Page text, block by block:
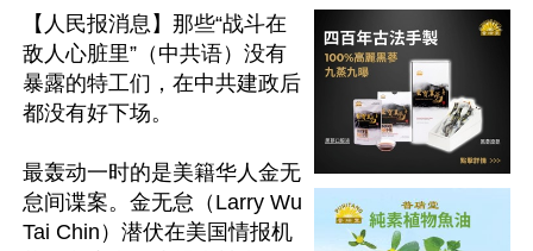
【人民报消息】那些“战斗在
敌人心脏里”（中共语）没有
暴露的特工们，在中共建政后
都没有好下场。
最轰动一时的是美籍华人金无
怠间谍案。金无怠（Larry Wu
Tai Chin）潜伏在美国情报机